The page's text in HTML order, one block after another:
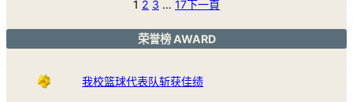
1 2 3 … 17下一頁
荣誉榜 AWARD
我校篮球代表队斩获佳绩